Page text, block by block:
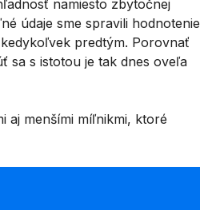
namiesto zbytočnej
údaje sme spravili hodnotenie
predtým. Porovnať
sa s istotou je tak dnes oveľa
aj menšími míľnikmi, ktoré